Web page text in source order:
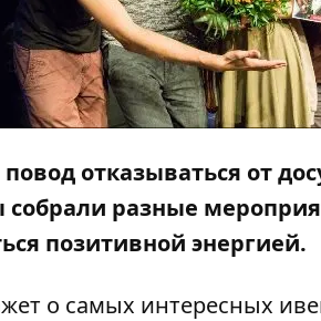
отказываться от
собрали разные
позитивной энергией.
о самых интересных